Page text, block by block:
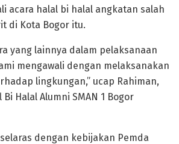
acara halal bi halal angkatan salah
di Kota Bogor itu.
yang lainnya dalam pelaksanaan
mengawali dengan melaksanakan
lingkungan,” ucap Rahiman,
Halal Alumni SMAN 1 Bogor
dengan kebijakan Pemda